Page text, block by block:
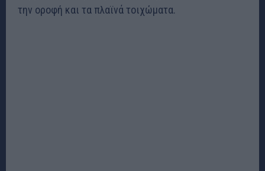
την οροφή και τα πλαϊνά τοιχώματα.